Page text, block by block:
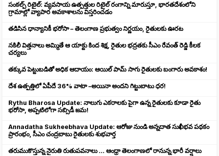
సంకల్ప్ రిటైల్: వ్యవసాయ ఉత్పత్తుల రిటైల్ రంగాన్ని మారుస్తూ, భారతదేశంలోని
గ్రామాల్లో వ్యాపార అవకాశాలను విస్తరించడం
తడిసిన ధాన్యానికీ భరోసా – తెలంగాణ ప్రభుత్వం నిర్ణయం, రైతులకు ఊరట
నకిలీ విత్తనాలు అమ్మితే ఆ యాక్టు కింద శిక్ష, రైతుల భద్రతకు సీఎం రేవంత్ రెడ్డి కీలక
చర్యలు
తక్కువ పెట్టుబడితో అధిక ఆదాయం: ఆయిల్ పామ్ సాగు రైతులకు బంగారు అవకాశం!
దేశ ఉత్పత్తిలో ఏపీదే 36% వాటా –అయినా అందని గిట్టుబాటు ధర!
Rythu Bharosa Update: నాలుగు ఎకరాలకు పైగా ఉన్న రైతులకు కూడా రైతు
భరోసా, అప్పటిలోగా సబ్సిడీ జమ!
Annadatha Sukheebhava Update: ఆరోజు నుండి అన్నదాత సుఖీభవ పథకం
ప్రారంభం, సీఎం చంద్రబాబు రైతులకు శుభవార్త
తరుముకొస్తున్న నైరుతి రుతుపవనాలు ... ఆంధ్రా తెలంగాణలో రానున్న భారీ వర్షాలు